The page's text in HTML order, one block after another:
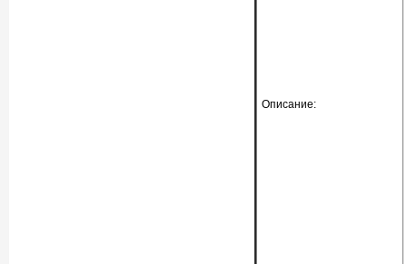
Описание: